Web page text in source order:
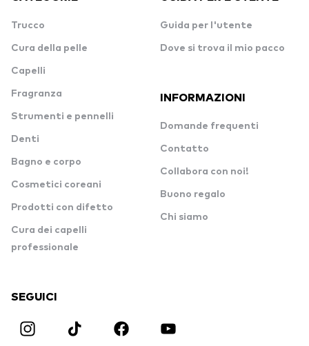
Trucco
Cura della pelle
Capelli
Fragranza
Strumenti e pennelli
Denti
Bagno e corpo
Cosmetici coreani
Prodotti con difetto
Cura dei capelli
professionale
Guida per l'utente
Dove si trova il mio pacco
INFORMAZIONI
Domande frequenti
Contatto
Collabora con noi!
Buono regalo
Chi siamo
SEGUICI